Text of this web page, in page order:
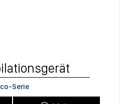
Serie